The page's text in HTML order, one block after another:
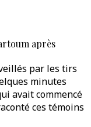
après
par les tirs
minutes
avait commencé
ces témoins